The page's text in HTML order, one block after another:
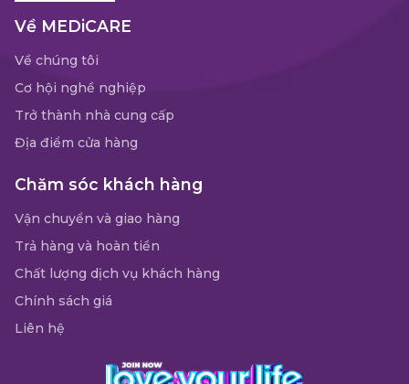
Về MEDiCARE
Về chúng tôi
Cơ hội nghề nghiệp
Trở thành nhà cung cấp
Địa điểm cửa hàng
Chăm sóc khách hàng
Vận chuyển và giao hàng
Trả hàng và hoàn tiền
Chất lượng dịch vụ khách hàng
Chính sách giá
Liên hệ